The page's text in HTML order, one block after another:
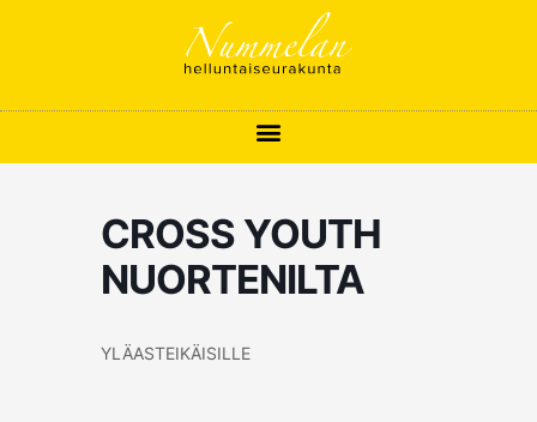
CROSS YOUTH
NUORTENILTA
YLÄASTEIKÄISILLE